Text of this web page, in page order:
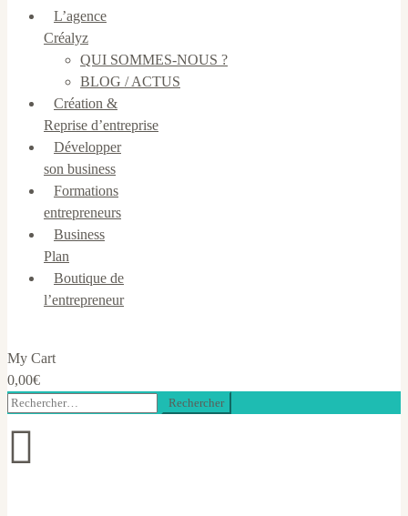
L’agence
Créalyz
QUI SOMMES-NOUS ?
BLOG / ACTUS
Création &
Reprise d’entreprise
Développer
son business
Formations
entrepreneurs
Business
Plan
Boutique de
l’entrepreneur
My Cart
0,00€
Rechercher :